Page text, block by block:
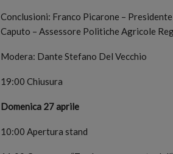
Conclusioni: Franco Picarone –
Caputo – Assessore Politiche Agricole
Modera: Dante Stefano Del Vecchio
19:00 Chiusura
Domenica 27 aprile
10:00 Apertura stand